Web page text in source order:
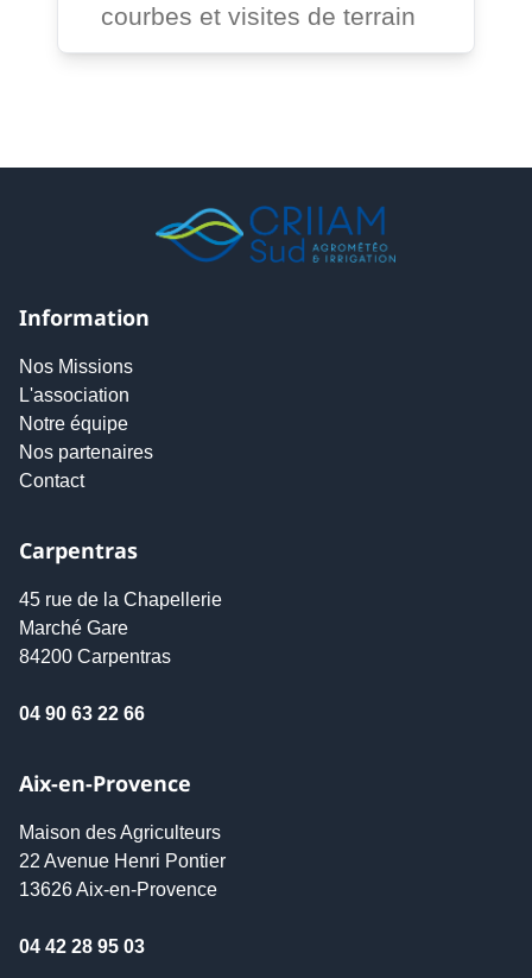
courbes et visites de terrain
Information
Nos Missions
L'association
Notre équipe
Nos partenaires
Contact
Carpentras
45 rue de la Chapellerie
Marché Gare
84200 Carpentras
04 90 63 22 66
Aix-en-Provence
Maison des Agriculteurs
22 Avenue Henri Pontier
13626 Aix-en-Provence
04 42 28 95 03